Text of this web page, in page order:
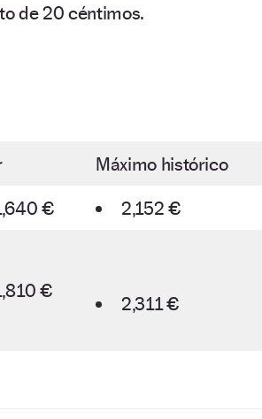
de 20 céntimos.
Máximo histórico
€ 2,152 €
€
2,311 €